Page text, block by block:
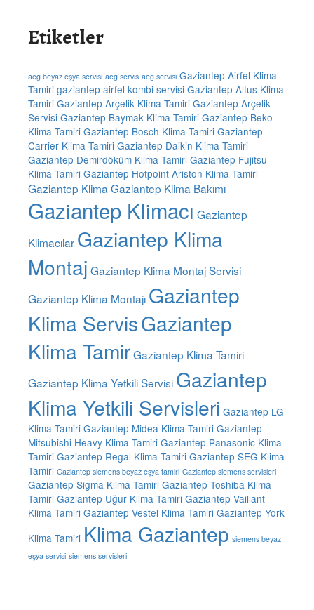
Etiketler
aeg beyaz eşya servisi aeg servis aeg servisi Gaziantep Airfel Klima
Tamiri gaziantep airfel kombi servisi Gaziantep Altus Klima
Tamiri Gaziantep Arçelik Klima Tamiri Gaziantep Arçelik
Servisi Gaziantep Baymak Klima Tamiri Gaziantep Beko
Klima Tamiri Gaziantep Bosch Klima Tamiri Gaziantep
Carrier Klima Tamiri Gaziantep Daikin Klima Tamiri
Gaziantep Demirdöküm Klima Tamiri Gaziantep Fujitsu
Klima Tamiri Gaziantep Hotpoint Ariston Klima Tamiri
Gaziantep Klima Gaziantep Klima Bakımı
Gaziantep Klimacı Gaziantep
Klimacılar Gaziantep Klima
Montaj Gaziantep Klima Montaj Servisi
Gaziantep Klima Montajı Gaziantep
Klima ServisGaziantep
Klima TamirGaziantep Klima Tamiri
Gaziantep Klima Yetkili Servisi Gaziantep
Klima Yetkili Servisleri Gaziantep LG
Klima Tamiri Gaziantep Midea Klima Tamiri Gaziantep
Mitsubishi Heavy Klima Tamiri Gaziantep Panasonic Klima
Tamiri Gaziantep Regal Klima Tamiri Gaziantep SEG Klima
Tamiri Gaziantep siemens beyaz eşya tamiri Gaziantep siemens servisleri
Gaziantep Sigma Klima Tamiri Gaziantep Toshiba Klima
Tamiri Gaziantep Uğur Klima Tamiri Gaziantep Vaillant
Klima Tamiri Gaziantep Vestel Klima Tamiri Gaziantep York
Klima Tamiri Klima Gaziantep siemens beyaz
eşya servisi siemens servisleri